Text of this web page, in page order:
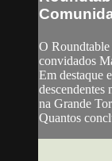
O Roundtable
convidados
Em destaque
descendentes
na Grande
Quantos